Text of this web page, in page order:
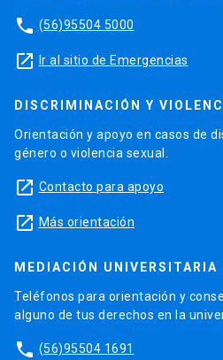
phone (56)95504 5000
launch Ir al sitio de Emergencias
DISCRIMINACIÓN Y
Orientación y apoyo en casos de
género o violencia sexual.
launch Contacto para apoyo
launch Más orientación
MEDIACIÓN UNIVERSITARIA
Teléfonos para orientación y
alguno de tus derechos en la
phone (56)95504 1691